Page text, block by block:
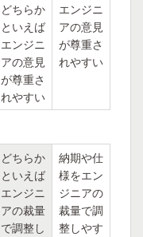
どちらか
といえば
エンジニ
アの意見
が尊重さ
れやすい
エンジニ
アの意見
が尊重さ
れやすい
どちらか
といえば
エンジニ
アの裁量
で調整し
納期や仕
様をエン
ジニアの
裁量で調
整しやす